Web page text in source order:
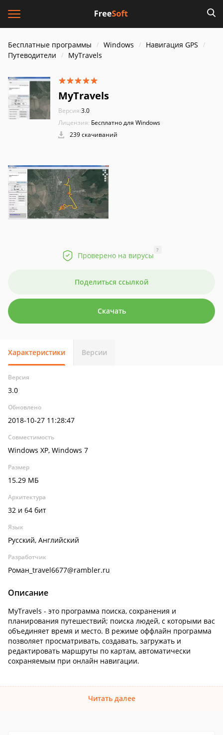
Бесплатные программы Windows
Навигация GPS
Путеводители
MyTravels
MyTravels
Версия:3.0
Лицензия: Бесплатно для Windows
239 скачиваний
Проверено на вирусы
?
Поделиться ссылкой
Скачать
Характеристики Версии
Версия
3.0
Обновлено
2018-10-27 11:28:47
Совместимость
Windows XP, Windows 7
Размер
15.29 МБ
Архитектура
32 и 64 бит
Язык
Русский, Английский
Разработчик
Роман_travel6677@rambler.ru
Описание
MyTravels - это программа поиска, сохранения и
планирования путешествий; поиска людей, с которыми вас
объединяет время и место. В режиме оффлайн программа
позволяет просматривать, создавать, загружать и
редактировать маршруты по картам, автоматически
сохраняемым при онлайн навигации.
Читать далее